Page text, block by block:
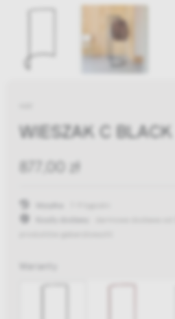
WIESZAK C BLACK
877,00 zł
Warianty